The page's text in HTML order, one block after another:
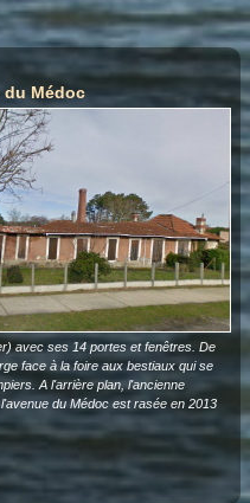
du Médoc
avec ses 14 portes et fenêtres. De
face à la foire aux bestiaux qui se
A l'arrière plan, l'ancienne
du Médoc est rasée en 2013